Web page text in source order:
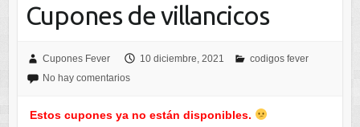
Cupones de villancicos
Cupones Fever 10 diciembre, 2021
codigos fever
No hay comentarios
Estos cupones ya no están disponibles.